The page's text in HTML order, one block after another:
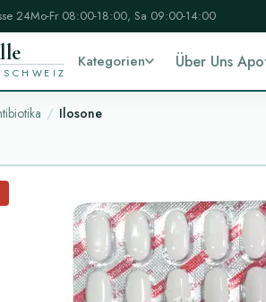
24Mo-Fr 08:00-18:00, Sa 09:00-14:00
Kategorien Über Uns
Ilosone